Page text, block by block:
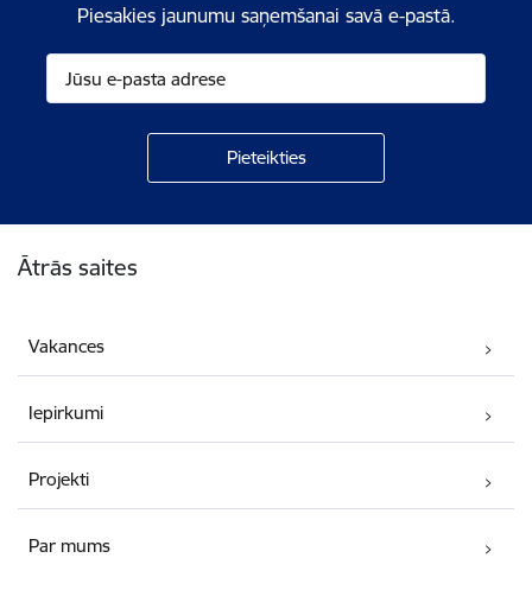
Piesakies jaunumu saņemšanai savā e-pastā.
Ātrās saites
Vakances
Iepirkumi
Projekti
Par mums